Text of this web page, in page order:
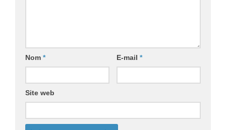
Nom * E-mail *
Site web